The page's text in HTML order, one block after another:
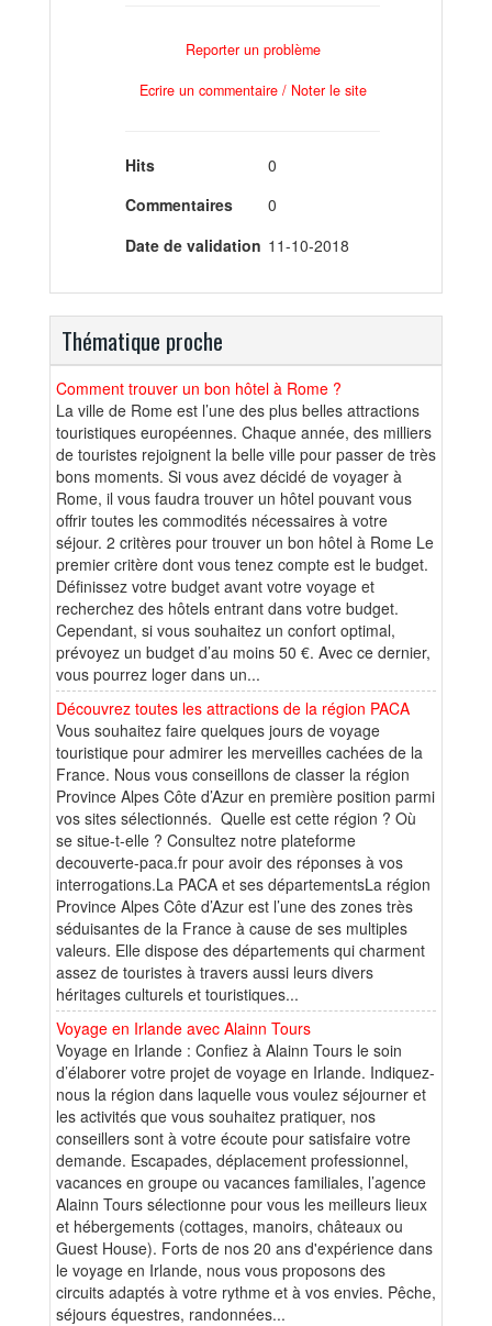
Reporter un problème
Ecrire un commentaire / Noter le site
Hits
0
Commentaires
0
Date de validation 11-10-2018
Thématique proche
Comment trouver un bon hôtel à Rome ?
La ville de Rome est l’une des plus belles attractions
touristiques européennes. Chaque année, des milliers
de touristes rejoignent la belle ville pour passer de très
bons moments. Si vous avez décidé de voyager à
Rome, il vous faudra trouver un hôtel pouvant vous
offrir toutes les commodités nécessaires à votre
séjour. 2 critères pour trouver un bon hôtel à Rome Le
premier critère dont vous tenez compte est le budget.
Définissez votre budget avant votre voyage et
recherchez des hôtels entrant dans votre budget.
Cependant, si vous souhaitez un confort optimal,
prévoyez un budget d’au moins 50 €. Avec ce dernier,
vous pourrez loger dans un...
Découvrez toutes les attractions de la région PACA
Vous souhaitez faire quelques jours de voyage
touristique pour admirer les merveilles cachées de la
France. Nous vous conseillons de classer la région
Province Alpes Côte d’Azur en première position parmi
vos sites sélectionnés. Quelle est cette région ? Où
se situe-t-elle ? Consultez notre plateforme
decouverte-paca.fr pour avoir des réponses à vos
interrogations.La PACA et ses départementsLa région
Province Alpes Côte d’Azur est l’une des zones très
séduisantes de la France à cause de ses multiples
valeurs. Elle dispose des départements qui charment
assez de touristes à travers aussi leurs divers
héritages culturels et touristiques...
Voyage en Irlande avec Alainn Tours
Voyage en Irlande : Confiez à Alainn Tours le soin
d’élaborer votre projet de voyage en Irlande. Indiquez-
nous la région dans laquelle vous voulez séjourner et
les activités que vous souhaitez pratiquer, nos
conseillers sont à votre écoute pour satisfaire votre
demande. Escapades, déplacement professionnel,
vacances en groupe ou vacances familiales, l’agence
Alainn Tours sélectionne pour vous les meilleurs lieux
et hébergements (cottages, manoirs, châteaux ou
Guest House). Forts de nos 20 ans d'expérience dans
le voyage en Irlande, nous vous proposons des
circuits adaptés à votre rythme et à vos envies. Pêche,
séjours équestres, randonnées...